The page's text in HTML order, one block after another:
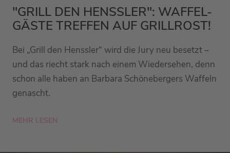
"GRILL DEN HENSSLER": WAFFEL-
GÄSTE TREFFEN AUF GRILLROST!
Bei „Grill den Henssler“ wird die Jury neu besetzt –
und das riecht stark nach einem Wiedersehen, denn
schon alle haben an Barbara Schönebergers Waffeln
genascht.
MEHR LESEN